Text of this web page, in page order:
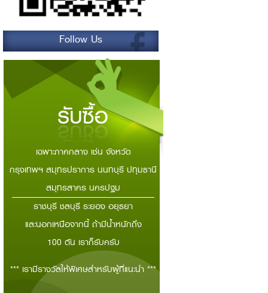
Follow Us
เฉพาะภาคกลาง เช่น จังหวัด
กรุงเทพฯ สมุทรปราการ นนทบุรี ปทุมธานี
สมุทรสาคร นครปฐม
ราชบุรี ชลบุรี ระยอง อยุธยา
และนอกเหนือจากนี้ ถ้ามีน้ำหนักถึง
100 ตัน เราก็รับครับ
*** เรามีรางวัลให้พิเศษสำหรับผู้ที่แนะนำ ***